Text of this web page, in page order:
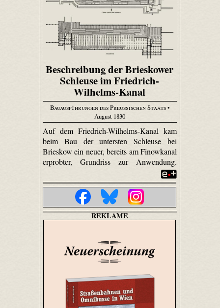
Beschreibung der Brieskower
Schleuse im Friedrich-
Wilhelms-Kanal
Bauausführungen des Preußischen Staats•
August 1830
Auf dem Friedrich-Wilhelms-Kanal kam
beim Bau der untersten Schleuse bei
Brieskow ein neuer, bereits am Finowkanal
erprobter, Grundriss zur Anwendung.
REKLAME